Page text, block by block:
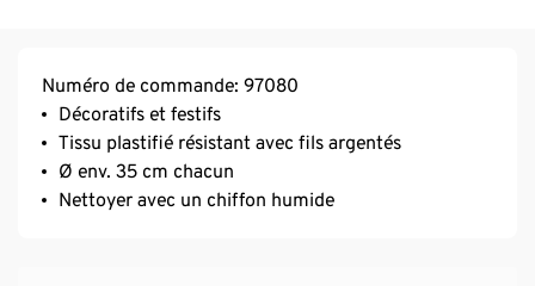
Numéro de commande: 97080
Décoratifs et festifs
Tissu plastifié résistant avec fils argentés
Ø env. 35 cm chacun
Nettoyer avec un chiffon humide